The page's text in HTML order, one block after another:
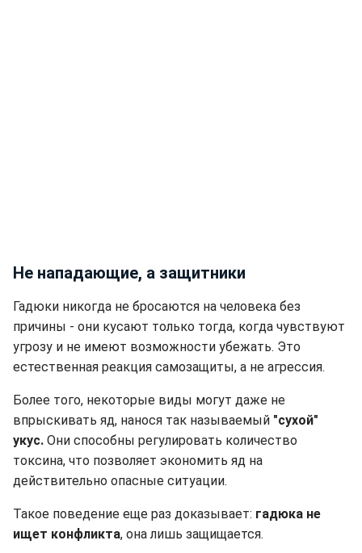
Не нападающие, а защитники
Гадюки никогда не бросаются на человека без
причины - они кусают только тогда, когда чувствуют
угрозу и не имеют возможности убежать. Это
естественная реакция самозащиты, а не агрессия.
Более того, некоторые виды могут даже не
впрыскивать яд, нанося так называемый "сухой"
укус. Они способны регулировать количество
токсина, что позволяет экономить яд на
действительно опасные ситуации.
Такое поведение еще раз доказывает: гадюка не
ищет конфликта, она лишь защищается.